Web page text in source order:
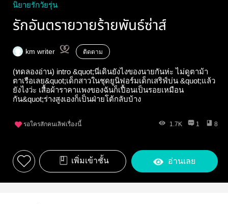
นิยายรักวัยรุ่น
รักอันตรายวายร้ายพันธ์ซ่าส์
km writer ติดตาม
(ทดลองอ่าน) intro &quot;นี่เดินยังไงของนายกันห่ะ ไม่ดูตาม้า
ตาเรือเลย&quot;เด็กสาวในชุดยูนิฟอร์มเด็กเสริฟ์บ่น &quot;แล้ว
ยังไงว่ะ เสื้อผ้าราคาแพงของฉันก็เปื้อนเป็นรอยเหมือน
กัน&quot;ร่างสูงเองก็เป็นฝ่ายโต้กลับบ้าง
รอใครสักคนเลิฟเรื่องนี้ 1.7K 1 8
เพิ่มเข้าชั้น อ่านเลย